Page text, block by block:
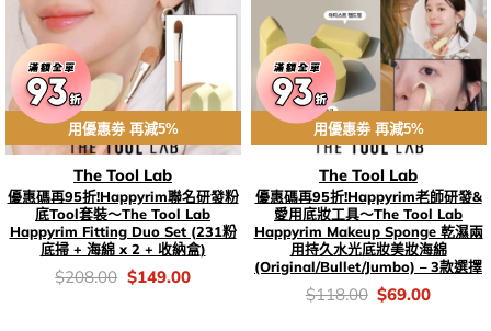
用優惠劵 再減5%
The Tool Lab
優惠碼再95折!Happyrim聯名研發粉
底Tool套裝～The Tool Lab
Happyrim Fitting Duo Set (231粉
底掃 + 海綿 x 2 + 收納盒)
價
錢：
$208.00 Original
price
$149.00Current
用優惠劵 再減5%
The Tool Lab
優惠碼再95折!Happyrim老師研發&
愛用底妝工具～The Tool Lab
Happyrim Makeup Sponge 乾濕兩
用持久水光底妝美妝海綿
(Original/Bullet/Jumbo) – 3款選擇
價
錢：
$118.00 Original
price
$69.00Current